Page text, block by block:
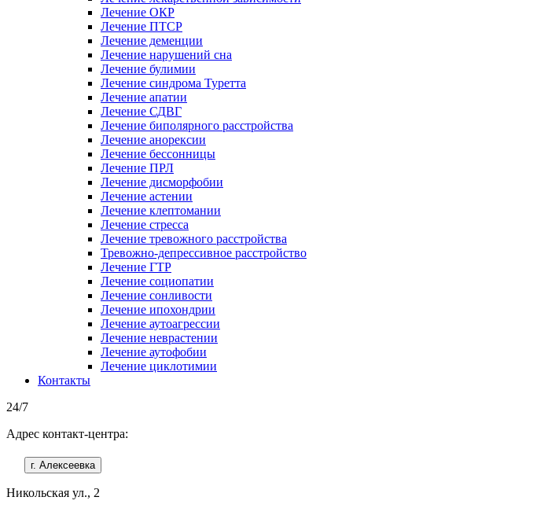
Лечение ОКР
Лечение ПТСР
Лечение деменции
Лечение нарушений сна
Лечение булимии
Лечение синдрома Туретта
Лечение апатии
Лечение СДВГ
Лечение биполярного расстройства
Лечение анорексии
Лечение бессонницы
Лечение ПРЛ
Лечение дисморфобии
Лечение астении
Лечение клептомании
Лечение стресса
Лечение тревожного расстройства
Тревожно-депрессивное расстройство
Лечение ГТР
Лечение социопатии
Лечение сонливости
Лечение ипохондрии
Лечение аутоагрессии
Лечение неврастении
Лечение аутофобии
Лечение циклотимии
Контакты
24/7
Адрес контакт-центра:
г. Алексеевка
Никольская ул., 2